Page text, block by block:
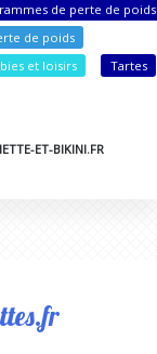
de perte de poids
de poids
et loisirs
Tartes
ET-BIKINI.FR